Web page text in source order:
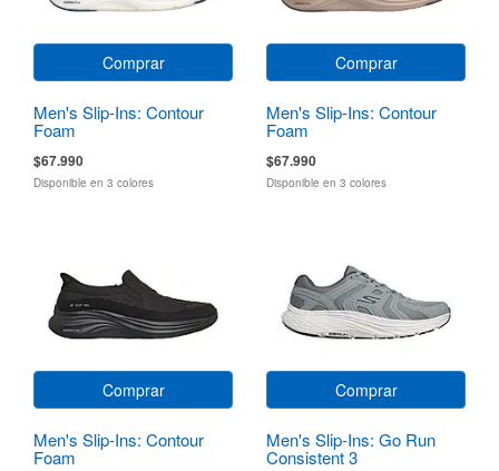
Comprar
Men's Slip-Ins: Contour
Foam
$67.990
Disponible en 3 colores
Comprar
Men's Slip-Ins: Contour
Foam
$67.990
Disponible en 3 colores
Comprar
Men's Slip-Ins: Contour
Foam
Comprar
Men's Slip-Ins: Go Run
Consistent 3